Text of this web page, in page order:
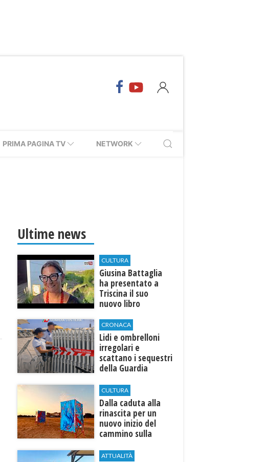
PRIMA PAGINA TV NETWORK
Ultime news
CULTURA
Giusina Battaglia
ha presentato a
Triscina il suo
nuovo libro
CRONACA
Lidi e ombrelloni
irregolari e
scattano i sequestri
della Guardia
CULTURA
Dalla caduta alla
rinascita per un
nuovo inizio del
cammino sulla
ATTUALITÀ